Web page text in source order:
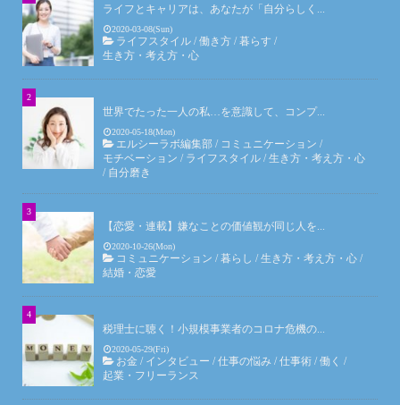
ライフとキャリアは、あなたが「自分らしく...
2020-03-08(Sun)
ライフスタイル /働き方 /暮らす /
生き方・考え方・心
世界でたった一人の私…を意識して、コンプ...
2020-05-18(Mon)
エルシーラボ編集部 / コミュニケーション /
モチベーション / ライフスタイル /生き方・考え方・心
/ 自分磨き
【恋愛・連載】嫌なことの価値観が同じ人を...
2020-10-26(Mon)
コミュニケーション /暮らし /生き方・考え方・心 /
結婚・恋愛
税理士に聴く！小規模事業者のコロナ危機の...
2020-05-29(Fri)
お金 / インタビュー /仕事の悩み /仕事術 /働く /
起業・フリーランス